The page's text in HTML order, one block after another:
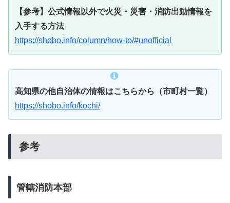
【参考】公式情報以外で火災・災害・消防出動情報を
入手する方法
https://shobo.info/column/how-to/#unofficial
高知県の他自治体の情報はこちらから（市町村一覧）
https://shobo.info/kochi/
参考
管轄消防本部